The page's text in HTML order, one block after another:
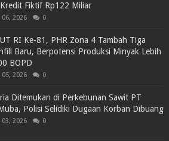
Fiktif Rp122 Miliar
2026 0
RI Ke-81, PHR Zona 4 Tambah Tiga
Baru, Berpotensi Produksi Minyak Lebih
BOPD
2026 0
Ditemukan di Perkebunan Sawit PT
Polisi Selidiki Dugaan Korban Dibuang
2026 0